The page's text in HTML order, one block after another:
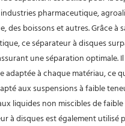
pharmaceutique,
des boissons et autres. Grâce à
ce séparateur à disques
une séparation optimale.
à chaque matériau, ce
aux suspensions à faible
liquides non miscibles de